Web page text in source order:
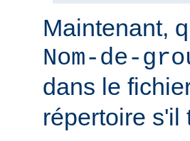
Maintenant,
Nom-de-
dans le
répertoire s'il